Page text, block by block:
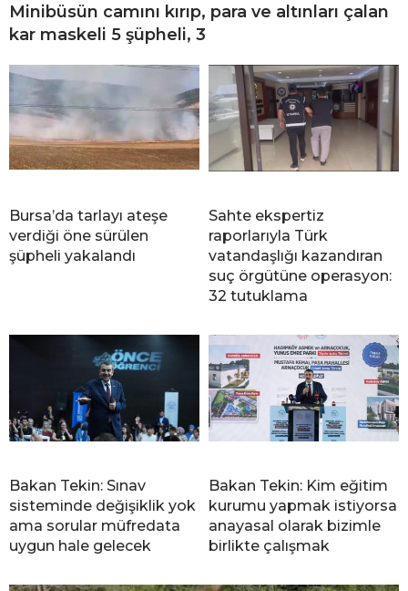
Minibüsün camını kırıp, para ve altınları çalan
kar maskeli 5 şüpheli, 3
Bursa’da tarlayı ateşe
verdiği öne sürülen
şüpheli yakalandı
Sahte ekspertiz
raporlarıyla Türk
vatandaşlığı kazandıran
suç örgütüne operasyon:
32 tutuklama
Bakan Tekin: Sınav
sisteminde değişiklik yok
ama sorular müfredata
uygun hale gelecek
Bakan Tekin: Kim eğitim
kurumu yapmak istiyorsa
anayasal olarak bizimle
birlikte çalışmak